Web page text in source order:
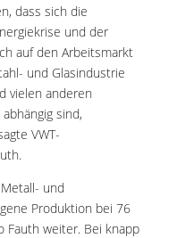
dass sich die
und der
auf den Arbeitsmarkt
und Glasindustrie
vielen anderen
sind,
VWT-
und
Produktion bei 76
Fauth weiter. Bei knapp